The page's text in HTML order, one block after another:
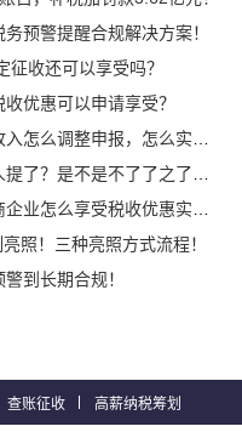
预警提醒合规解决方案！
收还可以享受吗？
优惠可以申请享受？
怎么实现合规申报享受税收优惠！
？是不是不了了之了嘛？
享受税收优惠实现税务合规？
照！三种亮照方式流程！
到长期合规！
查账征收 高薪纳税筹划